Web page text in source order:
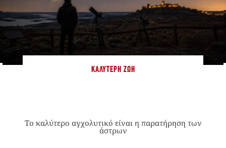
ΚΑΛΎΤΕΡΗ ΖΩΉ
Το καλύτερο αγχολυτικό είναι η παρατήρηση των
άστρων